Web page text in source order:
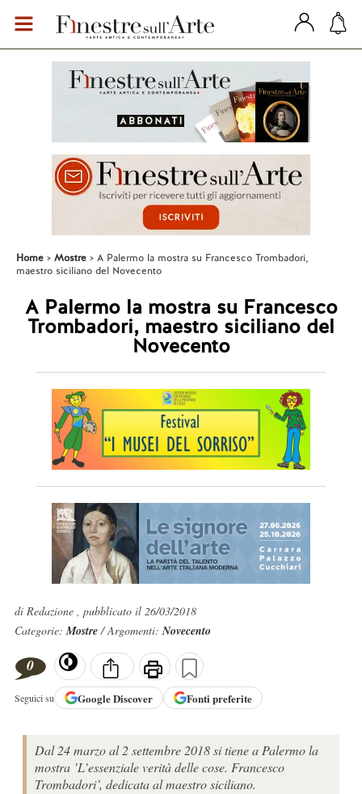
Home Mostre
A Palermo la mostra su Francesco Trombadori,
maestro siciliano del Novecento
A Palermo la mostra su Francesco
Trombadori, maestro siciliano del
Novecento
di Redazione , pubblicato il 26/03/2018
Categorie:Mostre/ Argomenti:Novecento
0
Seguici su GoogleDiscover Fonti preferite
Dal 24 marzo al 2 settembre 2018 si tiene a Palermo la
mostra ’L’essenziale verità delle cose. Francesco
Trombadori’, dedicata al maestro siciliano.